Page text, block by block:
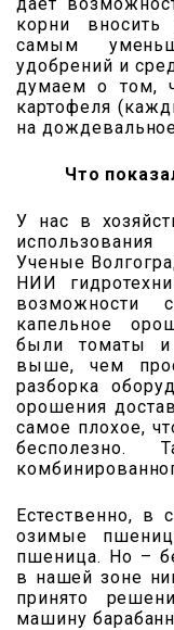
корни вносить
самым
удобрений и
думаем о том,
картофеля
на
Что
У нас в
Ученые
НИИ
возможности
капельное
были томаты и
выше, чем
разборка
орошения
самое плохое,
Естественно, в
озимые
пшеница. Но –
в нашей зоне
принято
машину